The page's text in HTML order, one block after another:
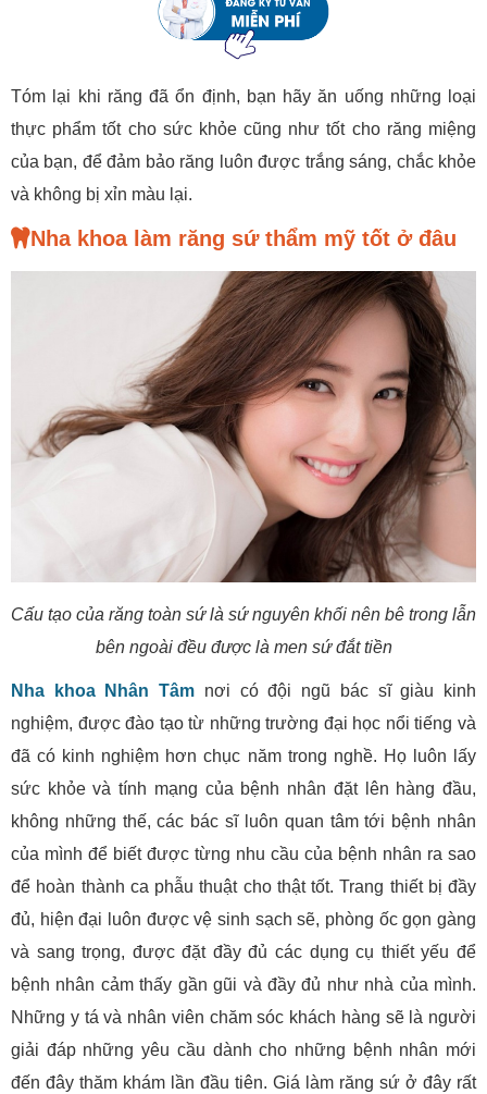
Tóm lại khi răng đã ổn định, bạn hãy ăn uống những loại
thực phẩm tốt cho sức khỏe cũng như tốt cho răng miệng
của bạn, để đảm bảo răng luôn được trắng sáng, chắc khỏe
và không bị xỉn màu lại.
Nha khoa làm răng sứ thẩm mỹ tốt ở đâu
Cấu tạo của răng toàn sứ là sứ nguyên khối nên bê trong lẫn
bên ngoài đều được là men sứ đắt tiền
Nha khoa Nhân Tâm nơi có đội ngũ bác sĩ giàu kinh
nghiệm, được đào tạo từ những trường đại học nổi tiếng và
đã có kinh nghiệm hơn chục năm trong nghề. Họ luôn lấy
sức khỏe và tính mạng của bệnh nhân đặt lên hàng đầu,
không những thế, các bác sĩ luôn quan tâm tới bệnh nhân
của mình để biết được từng nhu cầu của bệnh nhân ra sao
để hoàn thành ca phẫu thuật cho thật tốt. Trang thiết bị đầy
đủ, hiện đại luôn được vệ sinh sạch sẽ, phòng ốc gọn gàng
và sang trọng, được đặt đầy đủ các dụng cụ thiết yếu để
bệnh nhân cảm thấy gần gũi và đầy đủ như nhà của mình.
Những y tá và nhân viên chăm sóc khách hàng sẽ là người
giải đáp những yêu cầu dành cho những bệnh nhân mới
đến đây thăm khám lần đầu tiên. Giá làm răng sứ ở đây rất